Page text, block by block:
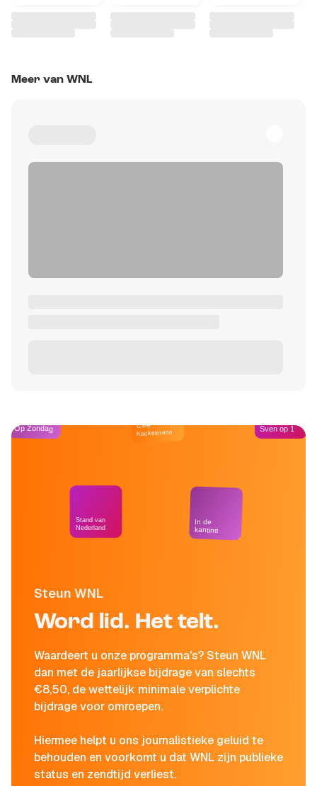
Meer van WNL
Steun WNL
Word lid. Het telt.
Waardeert u onze programma's? Steun WNL
dan met de jaarlijkse bijdrage van slechts
€8,50, de wettelijk minimale verplichte
bijdrage voor omroepen.
Hiermee helpt u ons journalistieke geluid te
behouden en voorkomt u dat WNL zijn publieke
status en zendtijd verliest.
Op Zondag
Stand van
Nederland
Café
Kockelmann
In de
kantine
Sven op 1